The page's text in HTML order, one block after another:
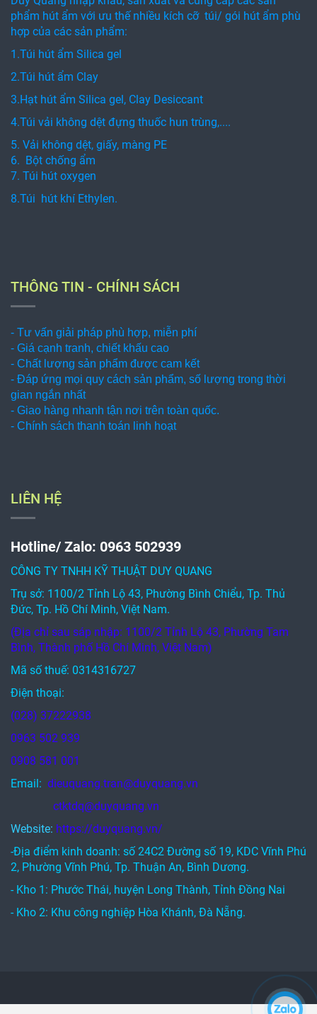
phẩm hút ẩm với ưu thế nhiều kích cỡ túi/ gói hút ẩm phù
hợp của các sản phẩm:
1.Túi hút ẩm Silica gel
2.Túi hút ẩm Clay
3.Hạt hút ẩm Silica gel, Clay Desiccant
4.Túi vải không dệt đựng thuốc hun trùng,....
5. Vải không dệt, giấy, màng PE
6. Bột chống ẩm
7. Túi hút oxygen
8.Túi hút khí Ethylen.
THÔNG TIN - CHÍNH SÁCH
- Tư vấn giải pháp phù hợp, miễn phí
- Giá cạnh tranh, chiết khấu cao
- Chất lượng sản phẩm được cam kết
- Đáp ứng mọi quy cách sản phẩm, số lượng trong thời
gian ngắn nhất
- Giao hàng nhanh tận nơi trên toàn quốc.
- Chính sách thanh toán linh hoạt
LIÊN HỆ
Hotline/ Zalo: 0963 502939
CÔNG TY TNHH KỸ THUẬT DUY QUANG
Trụ sở: 1100/2 Tỉnh Lộ 43, Phường Bình Chiểu, Tp. Thủ
Đức, Tp. Hồ Chí Minh, Việt Nam.
(Địa chỉ sau sáp nhập: 1100/2 Tỉnh Lộ 43, Phường Tam
Bình, Thành phố Hồ Chí Minh, Việt Nam)
Mã số thuế: 0314316727
Điện thoại:
(028) 37222938
0963 502 939
0908 581 001
Email: dieuquang.tran@duyquang.vn
ctktdq@duyquang.vn
Website: https://duyquang.vn/
-Địa điểm kinh doanh: số 24C2 Đường số 19, KDC Vĩnh Phú
2, Phường Vĩnh Phú, Tp. Thuận An, Bình Dương.
- Kho 1: Phước Thái, huyện Long Thành, Tỉnh Đồng Nai
- Kho 2: Khu công nghiệp Hòa Khánh, Đà Nẵng.